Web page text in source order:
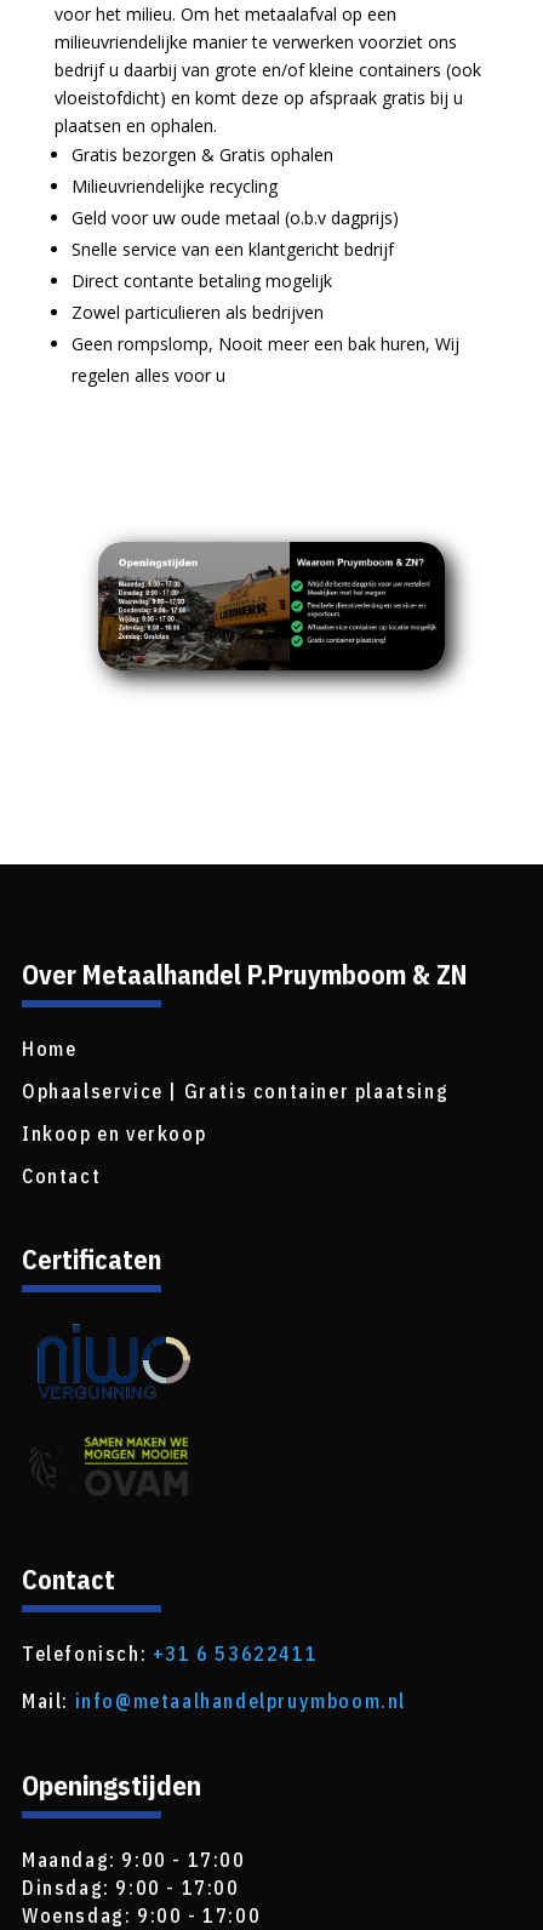
voor het milieu. Om het metaalafval op een
milieuvriendelijke manier te verwerken voorziet ons
bedrijf u daarbij van grote en/of kleine containers (ook
vloeistofdicht) en komt deze op afspraak gratis bij u
plaatsen en ophalen.
Gratis bezorgen & Gratis ophalen
Milieuvriendelijke recycling
Geld voor uw oude metaal (o.b.v dagprijs)
Snelle service van een klantgericht bedrijf
Direct contante betaling mogelijk
Zowel particulieren als bedrijven
Geen rompslomp, Nooit meer een bak huren, Wij
regelen alles voor u
Over Metaalhandel P.Pruymboom & ZN
Home
Ophaalservice | Gratis container plaatsing
Inkoop en verkoop
Contact
Certificaten
Contact
Telefonisch: +31 6 53622411
Mail: info@metaalhandelpruymboom.nl
Openingstijden
Maandag: 9:00 - 17:00
Dinsdag: 9:00 - 17:00
Woensdag: 9:00 - 17:00